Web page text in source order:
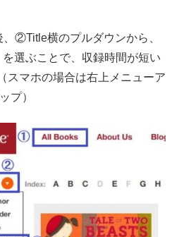
、②Title横のプルダウンから、
を選ぶことで、収録時間が短い
スマホの場合は右上メニューア
プ）